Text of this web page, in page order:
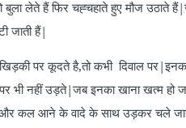
लेते हैं फिर चह्चहाते हुए मौज उठाते
जाती हैं|
पर कूदते है,तो कभी दिवाल
नहीं उड़ते|जब इनका खाना खत्म हो
और कल आने के वादे के साथ उड़कर चले